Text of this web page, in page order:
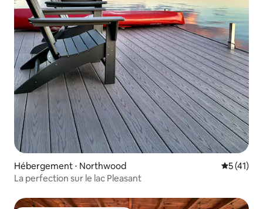
Hébergement ⋅ Northwood
5 (41)
La perfection sur le lac Pleasant